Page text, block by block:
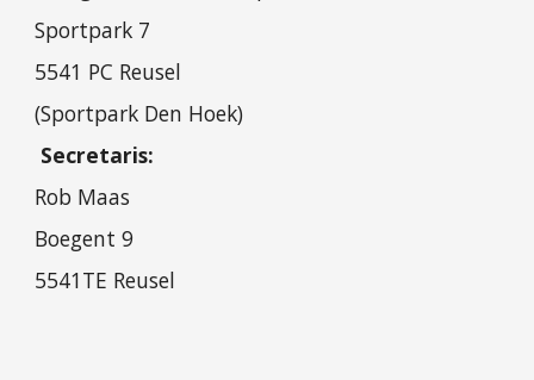
Sportpark 7
5541 PC Reusel
(Sportpark Den Hoek)
Secretaris:
Rob Maas
Boegent 9
5541TE Reusel